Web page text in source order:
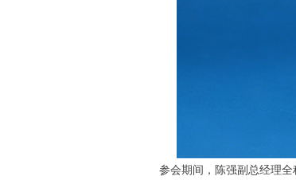
参会期间，陈强副总经理全